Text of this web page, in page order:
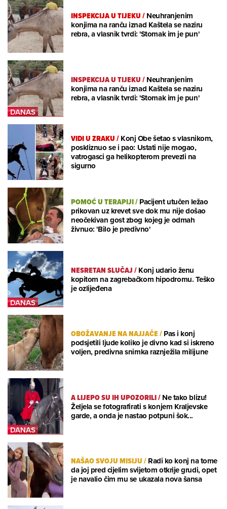
INSPEKCIJA U TIJEKU/Neuhranjenim
konjima na ranču iznad Kaštela se naziru
rebra, a vlasnik tvrdi: 'Stomak im je pun'
INSPEKCIJA U TIJEKU/Neuhranjenim
konjima na ranču iznad Kaštela se naziru
rebra, a vlasnik tvrdi: 'Stomak im je pun'
VIDI U ZRAKU/Konj Obe šetao s vlasnikom,
poskliznuo se i pao: Ustati nije mogao,
vatrogasci ga helikopterom prevezli na
sigurno
POMOĆ U TERAPIJI/Pacijent utučen ležao
prikovan uz krevet sve dok mu nije došao
neočekivan gost zbog kojeg je odmah
živnuo: 'Bilo je predivno'
NESRETAN SLUČAJ/Konj udario ženu
kopitom na zagrebačkom hipodromu. Teško
je ozlijeđena
OBOŽAVANJE NA NAJJAČE/Pas i konj
podsjetili ljude koliko je divno kad si iskreno
voljen, predivna snimka raznježila milijune
A LIJEPO SU IH UPOZORILI/Ne tako blizu!
Željela se fotografirati s konjem Kraljevske
garde, a onda je nastao potpuni šok...
NAŠAO SVOJU MISIJU/Radi ko konj na tome
da joj pred cijelim svijetom otkrije grudi, opet
je navalio čim mu se ukazala nova šansa